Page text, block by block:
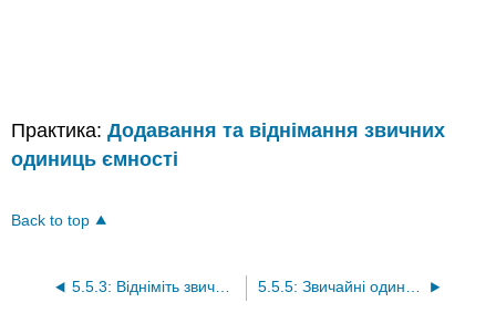
Практика:Додавання та віднімання звичних
одиниць ємності
Back to top
5.5.3: Відніміть звичні одиниці потужності 5.5.5: Звичайні одиниці застосування потужності